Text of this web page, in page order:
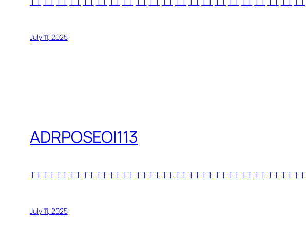
July 11, 2025
ADRPOSEOI113
TTTTTTTTTTTTTTTTTTTTTTTTTTTTTTTTTTTTTTTTTT
July 11, 2025